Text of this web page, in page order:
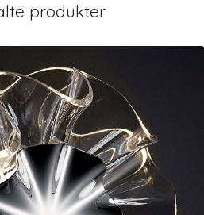
produkter